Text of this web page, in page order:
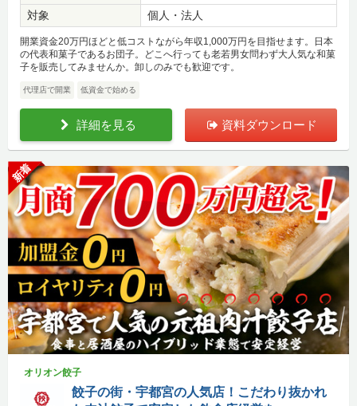
対象 個人・法人
開業資金20万円ほどと低コストながら年収1,000万円を目指せます。日本
の代表和菓子であるお団子。どこへ行っても老若男女問わず大人気な和菓
子を販売してみませんか。卸しのみでも歓迎です。
代理店で開業 低資金で始める
詳細を見る 資料ダウンロード
新着
オリオン餃子
餃子の街・宇都宮の人気店！こだわり抜かれ